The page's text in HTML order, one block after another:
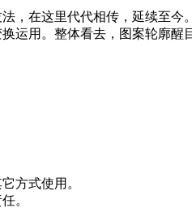
在这里代代相传，延续至
用。整体看去，图案轮廓醒
方式使用。
。